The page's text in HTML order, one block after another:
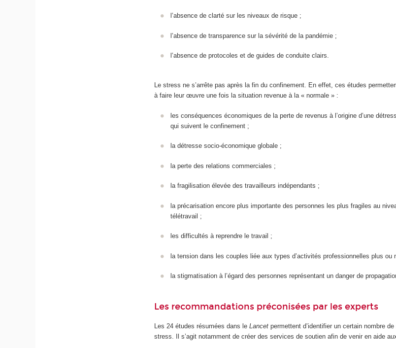
l’absence de clarté sur les niveaux de risque ;
l’absence de transparence sur la sévérité de la pandémie ;
l’absence de protocoles et de guides de conduite clairs.
Le stress ne s’arrête pas après la fin du confinement. En effet, ces études
à faire leur œuvre une fois la situation revenue à la « normale » :
les conséquences économiques de la perte de revenus à l’origine d’une
qui suivent le confinement ;
la détresse socio-économique globale ;
la perte des relations commerciales ;
la fragilisation élevée des travailleurs indépendants ;
la précarisation encore plus importante des personnes les plus fragiles au
télétravail ;
les difficultés à reprendre le travail ;
la tension dans les couples liée aux types d’activités professionnelles plus ou
la stigmatisation à l’égard des personnes représentant un danger de
Les recommandations préconisées par les experts
Les 24 études résumées dans leLancet permettent d’identifier un certain nombre
stress. Il s’agit notamment de créer des services de soutien afin de venir en aide